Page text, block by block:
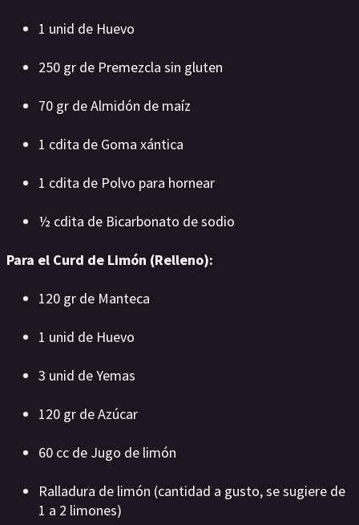
1 unid de Huevo
250 gr de Premezcla sin gluten
70 gr de Almidón de maíz
1 cdita de Goma xántica
1 cdita de Polvo para hornear
½ cdita de Bicarbonato de sodio
Para el Curd de Limón (Relleno):
120 gr de Manteca
1 unid de Huevo
3 unid de Yemas
120 gr de Azúcar
60 cc de Jugo de limón
Ralladura de limón (cantidad a gusto, se sugiere de
1 a 2 limones)